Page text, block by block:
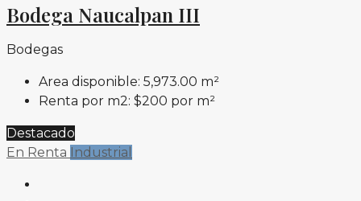
Bodega Naucalpan III
Bodegas
Area disponible: 5,973.00 m²
Renta por m2: $200 por m²
Destacado
En Renta Industrial